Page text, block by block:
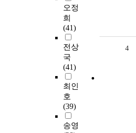
오정
희
(41)
전상
국
(41)
최인
호
(39)
송영
4